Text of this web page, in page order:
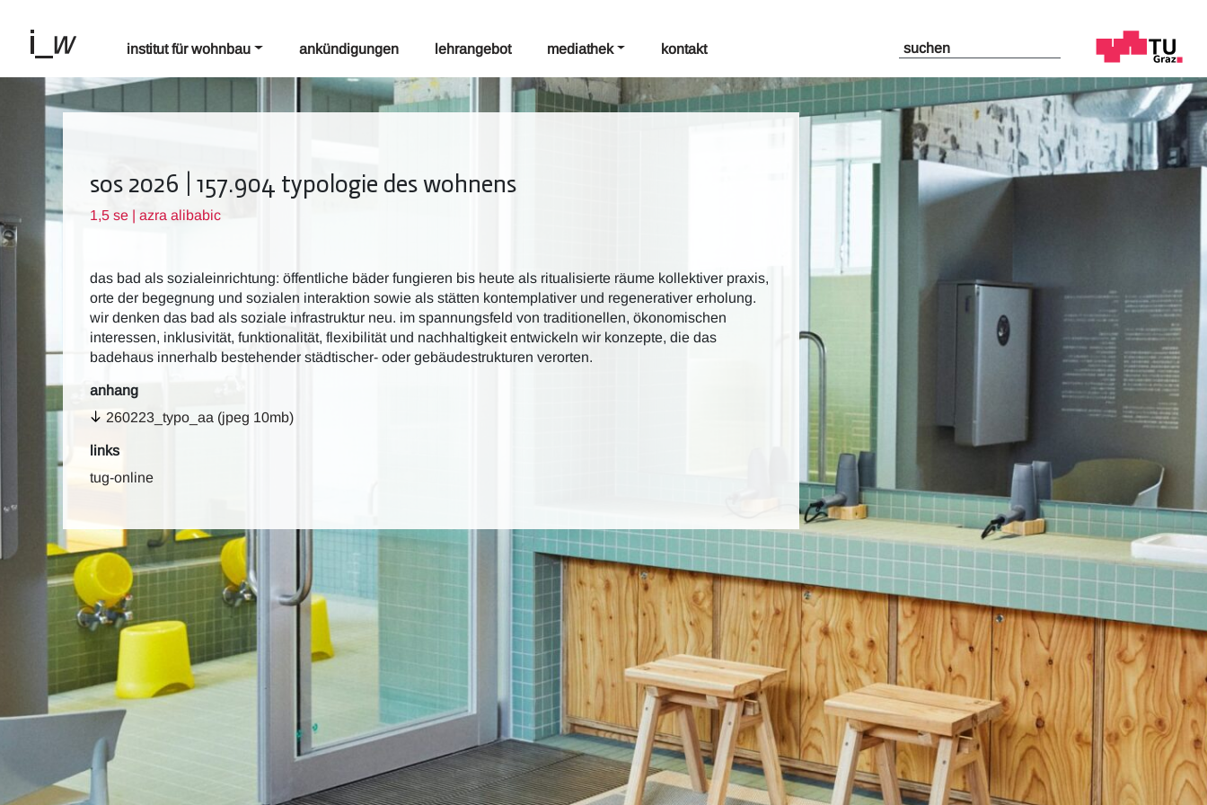
institut für wohnbau ankündigungen lehrangebot mediathek kontakt
sos 2026 | 157.904 typologie des wohnens
1,5 se | azra alibabic
das bad als sozialeinrichtung: öffentliche bäder fungieren bis heute als ritualisierte räume kollektiver praxis,
orte der begegnung und sozialen interaktion sowie als stätten kontemplativer und regenerativer erholung.
wir denken das bad als soziale infrastruktur neu. im spannungsfeld von traditionellen, ökonomischen
interessen, inklusivität, funktionalität, flexibilität und nachhaltigkeit entwickeln wir konzepte, die das
badehaus innerhalb bestehender städtischer- oder gebäudestrukturen verorten.
anhang
260223_typo_aa (jpeg 10mb)
links
tug-online